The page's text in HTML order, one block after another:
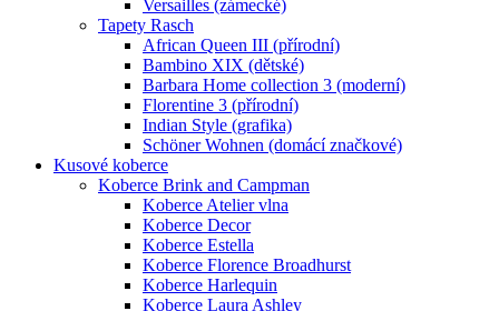
Versailles (zámecké)
Tapety Rasch
African Queen III (přírodní)
Bambino XIX (dětské)
Barbara Home collection 3 (moderní)
Florentine 3 (přírodní)
Indian Style (grafika)
Schöner Wohnen (domácí značkové)
Kusové koberce
Koberce Brink and Campman
Koberce Atelier vlna
Koberce Decor
Koberce Estella
Koberce Florence Broadhurst
Koberce Harlequin
Koberce Laura Ashley